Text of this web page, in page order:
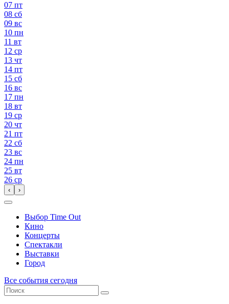
07 пт
08 сб
09 вс
10 пн
11 вт
12 ср
13 чт
14 пт
15 сб
16 вс
17 пн
18 вт
19 ср
20 чт
21 пт
22 сб
23 вс
24 пн
25 вт
26 ср
‹ ›
Выбор Time Out
Кино
Концерты
Спектакли
Выставки
Город
Все события сегодня